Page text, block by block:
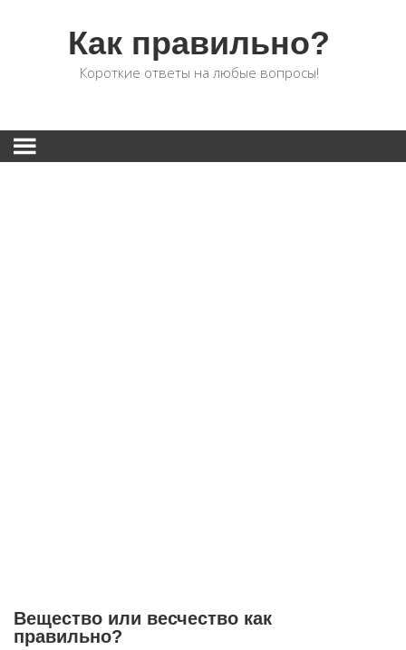
Как правильно?
Короткие ответы на любые вопросы!
Вещество или весчество как
правильно?